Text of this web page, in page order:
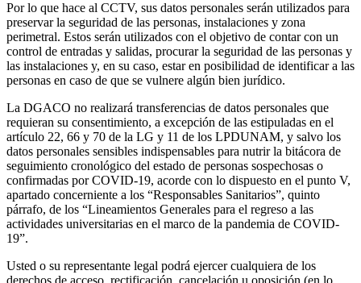
Por lo que hace al CCTV, sus datos personales serán utilizados para
preservar la seguridad de las personas, instalaciones y zona
perimetral. Estos serán utilizados con el objetivo de contar con un
control de entradas y salidas, procurar la seguridad de las personas y
las instalaciones y, en su caso, estar en posibilidad de identificar a las
personas en caso de que se vulnere algún bien jurídico.
La DGACO no realizará transferencias de datos personales que
requieran su consentimiento, a excepción de las estipuladas en el
artículo 22, 66 y 70 de la LG y 11 de los LPDUNAM, y salvo los
datos personales sensibles indispensables para nutrir la bitácora de
seguimiento cronológico del estado de personas sospechosas o
confirmadas por COVID-19, acorde con lo dispuesto en el punto V,
apartado concerniente a los “Responsables Sanitarios”, quinto
párrafo, de los “Lineamientos Generales para el regreso a las
actividades universitarias en el marco de la pandemia de COVID-
19”.
Usted o su representante legal podrá ejercer cualquiera de los